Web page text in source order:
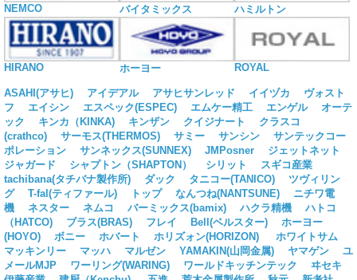
NEMCO バイタミックス ハミルトン
HIRANO ホーヨー ROYAL
ASAHI(アサヒ) アイデアル アサヒサンレッド イイヅカ
ヴォスト
フ
エイシン エスペック(ESPEC) エムケー精工 エンゲル
オーテ
ック
キンカ（KINKA) キンザン クイジナート
クラスコ
(crathco)
サーモス(THERMOS) サミー サンシン
サンテックコー
ポレーション
サンネックス(SUNNEX) JMPosner
ジェットネット
ジャガード
シャプトン（SHAPTON） シリット
スギコ産業
tachibana(タチバナ製作所)
ダック タニコー(TANICO)
ツヴィリン
グ
T-fal(ティファール) トップ なんつね(NANTSUNE)
ニチワ電
機
ネスター ネムコ バーミックス(bamix) ハクラ精機
ハトコ
（HATCO)
ブラス(BRAS) フレイ Bell(ベルスター)
ホーヨー
(HOYO)
ボニー ホバート ホリズォン(HORIZON)
ホワイトサム
マッキンリー
マッハ マルゼン YAMAKIN(山岡金属) ヤマゲン
ユ
メールMJP
ワーリング(WARING) ワールドキッチンテック
ヰセキ